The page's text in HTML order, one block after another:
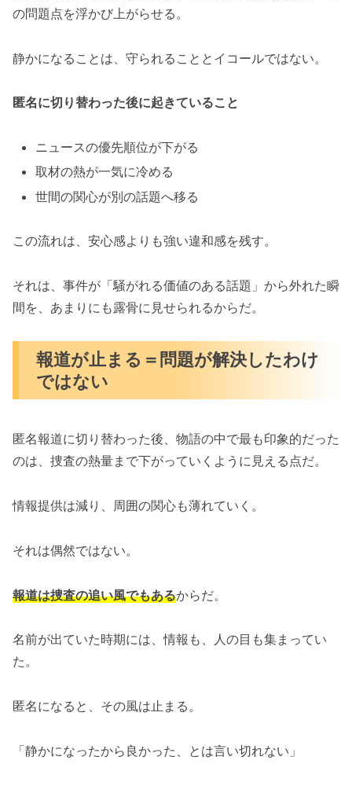
の問題点を浮かび上がらせる。
静かになることは、守られることとイコールではない。
匿名に切り替わった後に起きていること
ニュースの優先順位が下がる
取材の熱が一気に冷める
世間の関心が別の話題へ移る
この流れは、安心感よりも強い違和感を残す。
それは、事件が「騒がれる価値のある話題」から外れた瞬
間を、あまりにも露骨に見せられるからだ。
報道が止まる＝問題が解決したわけ
ではない
匿名報道に切り替わった後、物語の中で最も印象的だった
のは、捜査の熱量まで下がっていくように見える点だ。
情報提供は減り、周囲の関心も薄れていく。
それは偶然ではない。
報道は捜査の追い風でもあるからだ。
名前が出ていた時期には、情報も、人の目も集まってい
た。
匿名になると、その風は止まる。
「静かになったから良かった、とは言い切れない」